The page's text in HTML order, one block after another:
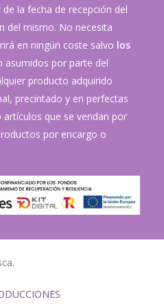
la fecha de recepción del
del mismo. No necesita
en ningún coste salvo los
asumidos por parte del
producto adquirido
precintado y en perfectas
artículos que se vendan por
por encargo o